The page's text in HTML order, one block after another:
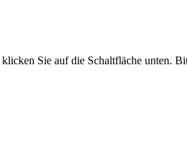
Sie auf die Schaltfläche unten.